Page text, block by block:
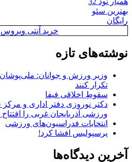
بهترین سئو
رایگان
خرید آنتی ویروس
نوشته‌های تازه
وزیر ورزش و جوانان: ملی‌پوشان
تکرار کنند
سقوطِ اخلاقی فیفا
دکتر نوروزی دفتر اداری و
ورزشی آذربایجان غربی را
انتخابات فدراسیون‌های ورزشی
پرسپولیس افشا کرد!
آخرین دیدگاه‌ها